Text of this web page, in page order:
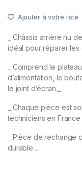
Ajouter à votre liste
_ Châssis arrière nu
idéal pour réparer les
_ Comprend le
d’alimentation, le
le joint d’écran._
_ Chaque pièce est
techniciens en France
_ Pièce de
durable._